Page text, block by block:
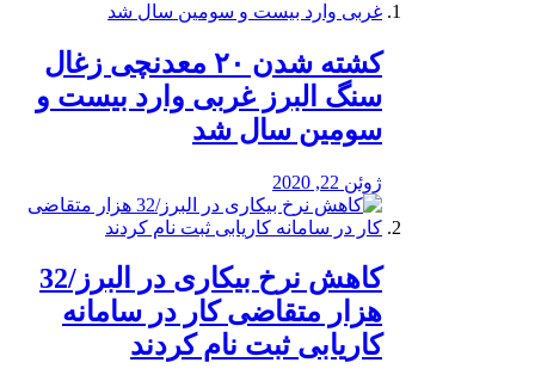
کشته شدن ۲۰ معدنچی زغال
سنگ البرز غربی وارد بیست و
سومین سال شد
ژوئن 22, 2020
کاهش نرخ بیکاری در البرز/32
هزار متقاضی کار در سامانه
کاریابی ثبت نام کردند